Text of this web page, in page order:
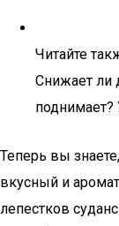
Читайте
Снижает ли
поднимает?
Теперь вы
вкусный и
лепестков